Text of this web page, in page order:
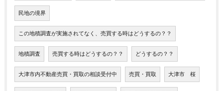
民地の境界
この地積調査が実施されてなく、売買する時はどうするの？？
地積調査 売買する時はどうするの？？ どうするの？？
大津市内不動産売買・買取の相談受付中 売買・買取 大津市 桜